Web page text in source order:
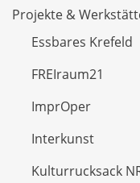
Projekte &
Essbares Krefeld
FREIraum21
ImprOper
Interkunst
Kulturrucksack